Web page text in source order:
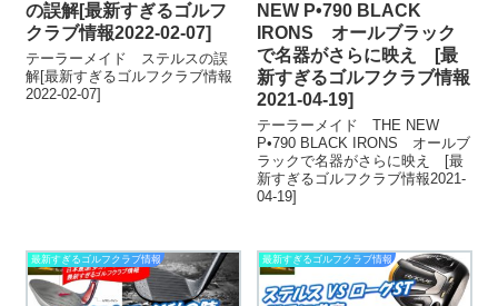
の誤解[最新すぎるゴルフ
クラブ情報2022-02-07]
テーラーメイド ステルスの誤
解[最新すぎるゴルフクラブ情報
2022-02-07]
NEW P•790 BLACK
IRONS オールブラック
で名器がさらに映え [最
新すぎるゴルフクラブ情報
2021-04-19]
テーラーメイド THE NEW
P•790 BLACK IRONS オールブ
ラックで名器がさらに映え [最
新すぎるゴルフクラブ情報2021-
04-19]
最新すぎるゴルフクラブ情報 最新すぎるゴルフクラブ情報